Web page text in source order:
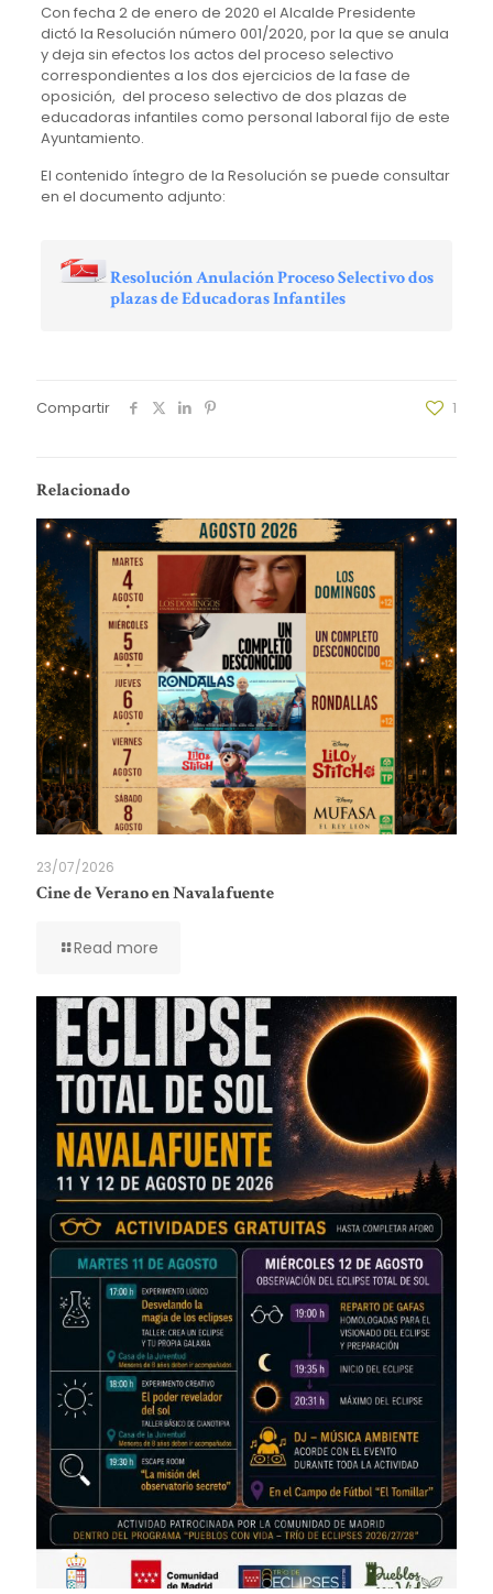
Con fecha 2 de enero de 2020 el Alcalde Presidente
dictó la Resolución número 001/2020, por la que se anula
y deja sin efectos los actos del proceso selectivo
correspondientes a los dos ejercicios de la fase de
oposición, del proceso selectivo de dos plazas de
educadoras infantiles como personal laboral fijo de este
Ayuntamiento.
El contenido íntegro de la Resolución se puede consultar
en el documento adjunto:
Resolución Anulación Proceso Selectivo dos
plazas de Educadoras Infantiles
Compartir 1
Relacionado
23/07/2026
Cine de Verano en Navalafuente
Read more